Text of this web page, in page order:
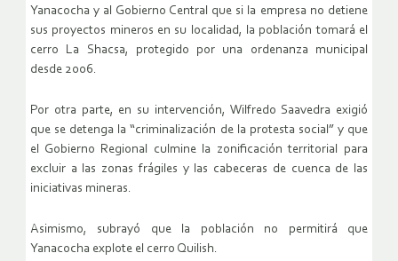
Yanacocha y al Gobierno Central que si la empresa no detiene
sus proyectos mineros en su localidad, la población tomará el
cerro La Shacsa, protegido por una ordenanza municipal
desde 2006.
Por otra parte, en su intervención, Wilfredo Saavedra exigió
que se detenga la “criminalización de la protesta social” y que
el Gobierno Regional culmine la zonificación territorial para
excluir a las zonas frágiles y las cabeceras de cuenca de las
iniciativas mineras.
Asimismo, subrayó que la población no permitirá que
Yanacocha explote el cerro Quilish.